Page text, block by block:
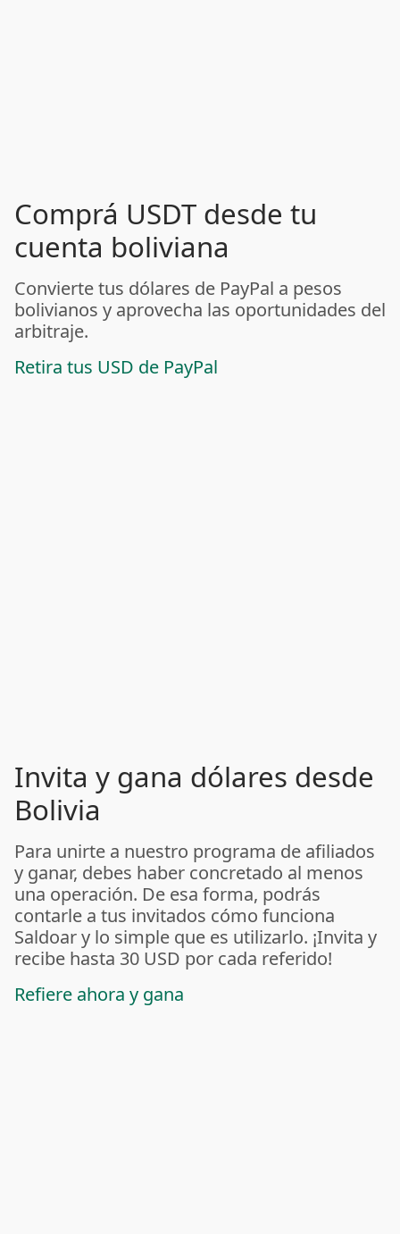
Comprá USDT desde tu
cuenta boliviana
Convierte tus dólares de PayPal a pesos
bolivianos y aprovecha las oportunidades del
arbitraje.
Retira tus USD de PayPal
Invita y gana dólares desde
Bolivia
Para unirte a nuestro programa de afiliados
y ganar, debes haber concretado al menos
una operación. De esa forma, podrás
contarle a tus invitados cómo funciona
Saldoar y lo simple que es utilizarlo. ¡Invita y
recibe hasta 30 USD por cada referido!
Refiere ahora y gana